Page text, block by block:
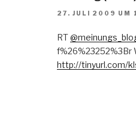
27. JULI 2009 UM
RT
f%26%23252%3Br
http://tinyurl.com/